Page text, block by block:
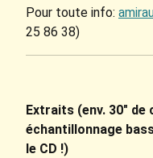
Pour toute info:
25 86 38)
Extraits (env. 30" de
échantillonnage
le CD !)